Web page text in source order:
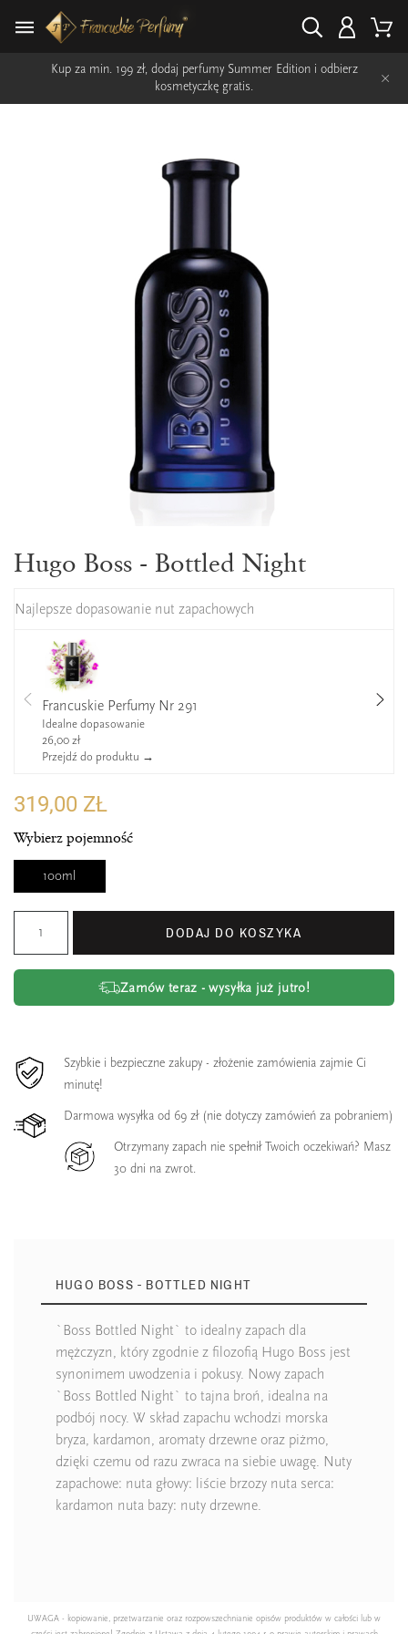
Kup za min. 199 zł, dodaj perfumy Summer Edition i odbierz
kosmetyczkę gratis.
×
Hugo Boss - Bottled Night
Najlepsze dopasowanie nut zapachowych
Francuskie Perfumy Nr 291
Idealne dopasowanie
26,00 zł
Przejdź do produktu →
319,00 ZŁ
Wybierz pojemność
100ml
DODAJ DO KOSZYKA
Zamów teraz - wysyłka już jutro!
Szybkie i bezpieczne zakupy - złożenie zamówienia zajmie Ci
minutę!
Darmowa wysyłka od 69 zł (nie dotyczy zamówień za pobraniem)
Otrzymany zapach nie spełnił Twoich oczekiwań? Masz
30 dni na zwrot.
HUGO BOSS - BOTTLED NIGHT
`Boss Bottled Night` to idealny zapach dla
mężczyzn, który zgodnie z filozofią Hugo Boss jest
synonimem uwodzenia i pokusy. Nowy zapach
`Boss Bottled Night` to tajna broń, idealna na
podbój nocy. W skład zapachu wchodzi morska
bryza, kardamon, aromaty drzewne oraz piżmo,
dzięki czemu od razu zwraca na siebie uwagę. Nuty
zapachowe: nuta głowy: liście brzozy nuta serca:
kardamon nuta bazy: nuty drzewne.
UWAGA - kopiowanie, przetwarzanie oraz rozpowszechnianie opisów produktów w całości lub w